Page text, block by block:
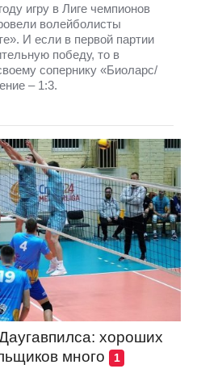
игру в Лиге чемпионов
волейболисты
И если в первой партии
победу, то в
сопернику «Биоларс/
– 1:3.
хороших
много
1